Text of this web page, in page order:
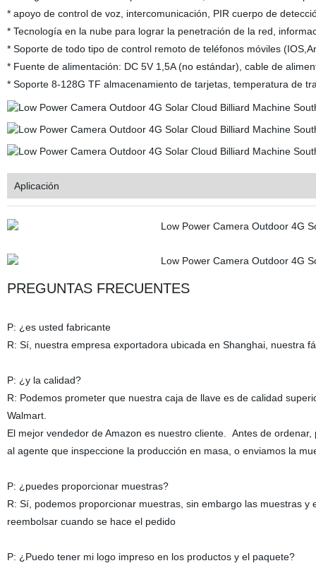
* apoyo de control de voz, intercomunicación, PIR cuerpo de
* Tecnología en la nube para lograr la penetración de la red,
* Soporte de todo tipo de control remoto de teléfonos móviles
* Fuente de alimentación: DC 5V 1,5A (no estándar), cable de
* Soporte 8-128G TF almacenamiento de tarjetas, temperatura de
Aplicación
PREGUNTAS FRECUENTES
P: ¿es usted fabricante
R: Sí, nuestra empresa exportadora ubicada en Shanghai, nuestra
P: ¿y la calidad?
R: Podemos prometer que nuestra caja de llave es de calidad
Walmart.
El mejor vendedor de Amazon es nuestro cliente. Antes de
al agente que inspeccione la producción en masa, o enviamos la
P: ¿puedes proporcionar muestras?
R: Sí, podemos proporcionar muestras, sin embargo las muestras
reembolsar cuando se hace el pedido
P: ¿Puedo tener mi logo impreso en los productos y el paquete?